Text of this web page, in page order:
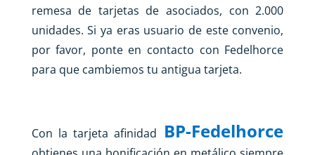
remesa de tarjetas de asociados, con 2.000
unidades. Si ya eras usuario de este convenio,
por favor, ponte en contacto con Fedelhorce
para que cambiemos tu antigua tarjeta.
Con la tarjeta afinidad BP-Fedelhorce